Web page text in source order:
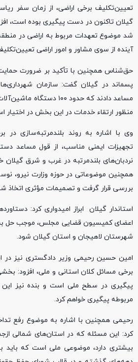
تعیین‌تکلیف برخی اراضی، از زمان سفر
گیلان تاکنون در دست پیگیری بوده است،
شد موضوع تعهدات مربوط به اراضی در
آینده از سوی مشاور و امور اراضی
حق‌شناس همچنین با تأکید بر ضرورت
پسماند در گیلان گفت: سازمان
مساعد دادند که حدود ۱۰۰
منظور ارتقاء خدمات در این بخش در اختیار
وی با اشاره به روند بلندمرتبه‌سازی در
تجهیزات ایمنی مناسب، از قول مساعد
نردبان‌های بلندمرتبه در غرب و شرق گیلان
همچنین موضوعاتی در حوزه وزارت نیرو،
بررسی قرار گرفت و تصمیمات مؤثری اتخاذ
استاندار گیلان ابراز امیدواری کرد:
اعضای کمیسیون قضایی مجلس، موجب حل
شهرستان لاهیجان و استان گیلان شود.
امین حسین رحیمی وزیر دادگستری نیز در
برخی مسائل کلان استانی و ملی، افزود:
پیگیری در سطح ملی است و بنده نیز این
مربوطه پیگیری خواهم کرد.
رحیمی همچنین با اشاره به موضوع رفع
کرد: این مسئله که در استان‌های شمالی
بیشتری دارد، موضوعی ملی است که باید